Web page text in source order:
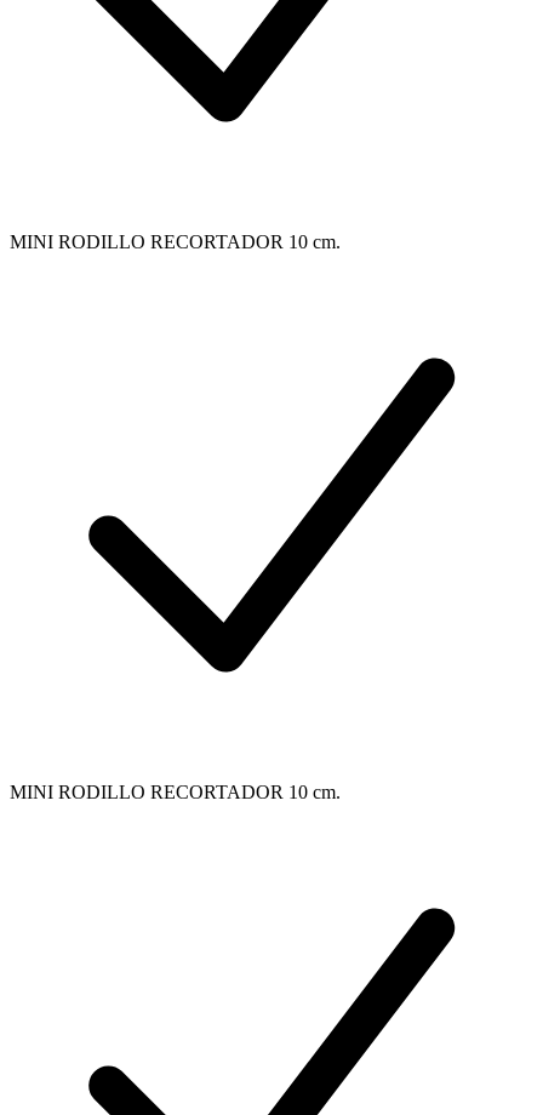
MINI RODILLO RECORTADOR 10 cm.
MINI RODILLO RECORTADOR 10 cm.